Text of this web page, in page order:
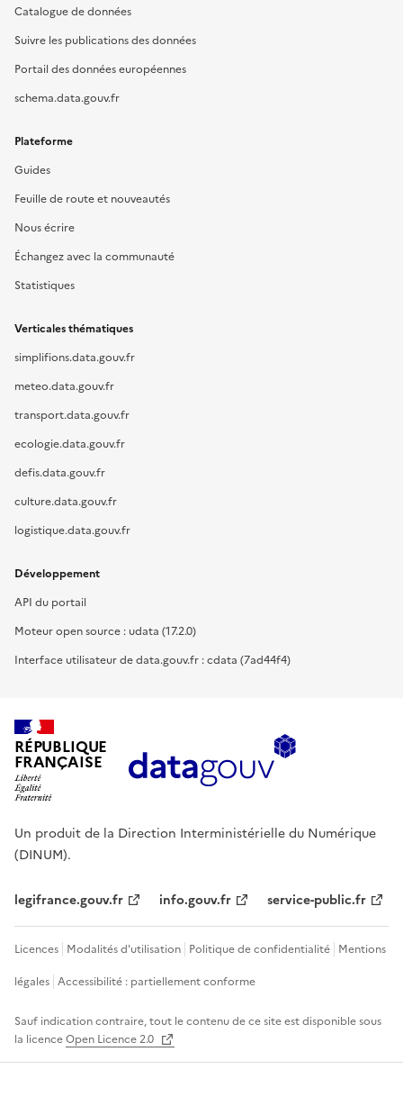
Catalogue de données
Suivre les publications des données
Portail des données européennes
schema.data.gouv.fr
Plateforme
Guides
Feuille de route et nouveautés
Nous écrire
Échangez avec la communauté
Statistiques
Verticales thématiques
simplifions.data.gouv.fr
meteo.data.gouv.fr
transport.data.gouv.fr
ecologie.data.gouv.fr
defis.data.gouv.fr
culture.data.gouv.fr
logistique.data.gouv.fr
Développement
API du portail
Moteur open source : udata (17.2.0)
Interface utilisateur de data.gouv.fr : cdata (7ad44f4)
RÉPUBLIQUE
FRANÇAISE
Un produit de la Direction Interministérielle du Numérique
(DINUM).
legifrance.gouv.fr info.gouv.fr service-public.fr
Licences Modalités d'utilisation Politique de confidentialité Mentions
légales Accessibilité : partiellement conforme
Sauf indication contraire, tout le contenu de ce site est disponible sous
la licenceOpen Licence 2.0